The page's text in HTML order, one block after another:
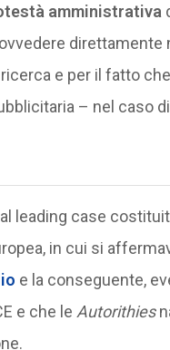
amministrativa
e per il fatto
– nel caso
leading case
in cui si
e la conseguente,
e che le Autorithies